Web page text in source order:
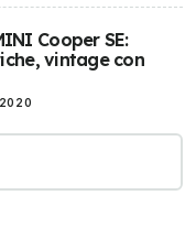
Cooper SE:
vintage con